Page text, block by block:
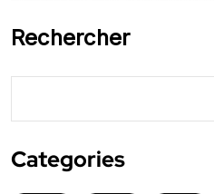
Rechercher
Categories